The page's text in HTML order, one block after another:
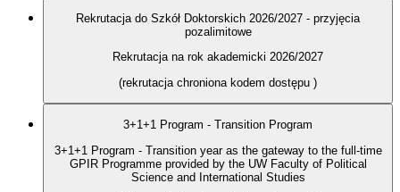
Rekrutacja do Szkół Doktorskich 2026/2027 - przyjęcia
pozalimitowe
Rekrutacja na rok akademicki 2026/2027
(rekrutacja chroniona kodem dostępu )
3+1+1 Program - Transition Program
3+1+1 Program - Transition year as the gateway to the full-time
GPIR Programme provided by the UW Faculty of Political
Science and International Studies